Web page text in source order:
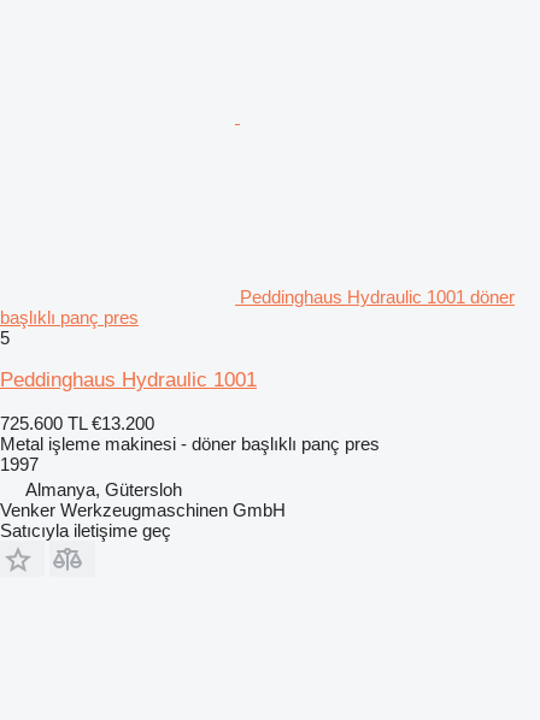
Peddinghaus Hydraulic 1001 döner
başlıklı panç pres
5
Peddinghaus Hydraulic 1001
725.600 TL €13.200
Metal işleme makinesi - döner başlıklı panç pres
1997
Almanya, Gütersloh
Venker Werkzeugmaschinen GmbH
Satıcıyla iletişime geç